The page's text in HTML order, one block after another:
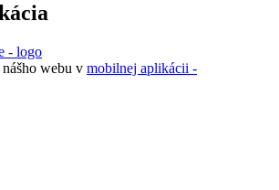
webu v mobilnej aplikácii -